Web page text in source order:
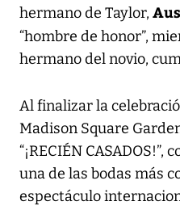
hermano de Taylor,
“hombre de honor”,
hermano del novio,
Al finalizar la
Madison Square
“¡RECIÉN
una de las bodas más
espectáculo